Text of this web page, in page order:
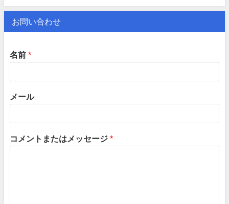
お問い合わせ
名前 *
メール
コメントまたはメッセージ *